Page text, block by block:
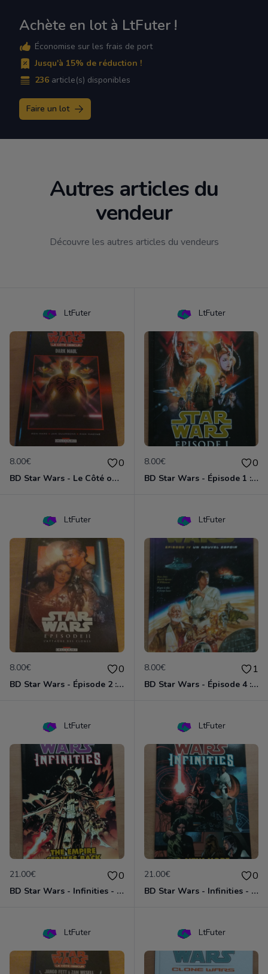
Achète en lot à LtFuter !
Économise sur les frais de port
Jusqu'à 15% de réduction !
236 article(s) disponibles
Faire un lot
Autres articles du
vendeur
Découvre les autres articles du vendeurs
LtFuter
8.00€ 0
BD Star Wars - Le Côté obscur T02 - Dark Maul
LtFuter
8.00€ 0
BD Star Wars - Épisode 1 : la menace fantôme
LtFuter
8.00€ 0
BD Star Wars - Épisode 2 : l'attaque des clones
LtFuter
8.00€ 1
BD Star Wars - Épisode 4 : Un nouvel espoir
LtFuter
21.00€ 0
BD Star Wars - Infinities - The Empire Strike Back (VO)
LtFuter
21.00€ 0
BD Star Wars - Infinities - A New Hope (VO)
LtFuter LtFuter